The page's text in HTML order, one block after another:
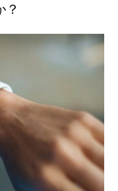
？